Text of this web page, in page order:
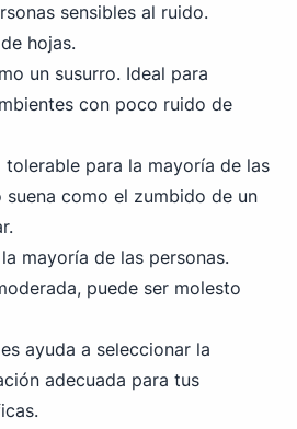
sensibles al ruido.
hojas.
un susurro. Ideal para
con poco ruido de
para la mayoría de las
suena como el zumbido de un
mayoría de las personas.
puede ser molesto
ayuda a seleccionar la
adecuada para tus